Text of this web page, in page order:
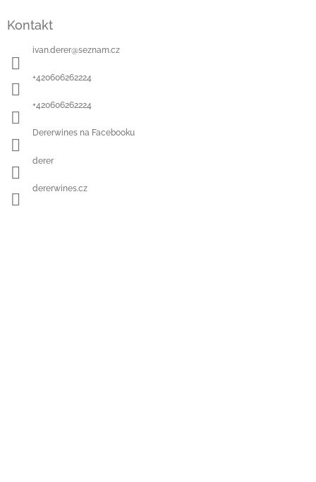
Kontakt
ivan.derer@seznam.cz
+420606262224
+420606262224
Dererwines na Facebooku
derer
dererwines.cz